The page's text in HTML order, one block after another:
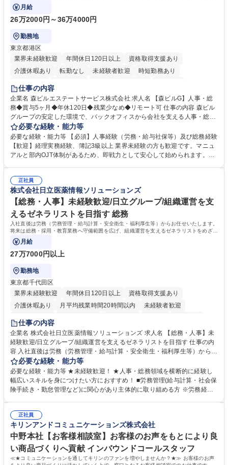
にも挑戦できる、やりがいある環境です。
月給
26万2000円～36万4000円
勤務地
東京都港区
業界未経験歓迎
年間休日120日以上
資格取得支援あり
介護休暇あり
転勤なし 未経験者歓迎
時短勤務あり
経験者歓迎
完全週休2日制
交通費支給 長期歓迎 駅近5分以内 土日祝休み
仕事の内容
企業名 森ビルエステートサービス株式会社 求人名 【森ビルG】人事・総
務◆賞与5ヶ月◆年休120日◆残業少なめ◆リモート可 仕事の内容 森ビル
グループの安定した環境で、バックオフィスから会社を支える人事・総務
をお任せします。 労務と総務の業務をバランスよく担当し、ゆくゆくは制
度改定などのコア業務にも挑戦できる、やりがいある環境です。 ■勤怠管
理、給与計算、社会保険手続き、年末調整等の労務管理全般 ■入退社手続
き、社内規定の改定や人事制度改定などのコア業務 ■社内イベントの企画
でも質問・相談できる環境が整っているため、安心して成長できます。 募
集職種 【森ビルG】人事・総務◆賞与5ヶ月◆年休120日◆残業少なめ◆
リモート可
必要な経験・能力等
必要な経験・能力等 【必須】人事経験（労務・給与社保等）及び総務経験
【歓迎】経理実務経験、簿記3級以上 業界未経験の方も歓迎です。マニュ
アルと部内OJT体制があるため、即戦力として安心して始められます。
務に挑戦できるため、自身の成長と組織への貢献度をダイレクトに実感で
きます。 残業少なめ、週1日リモート可など、ワークライフバランスを保
ち長期活躍できる環境です。 「これまでの幅広い経験を活かし、長期的な
キャリアを築きたい」という前向きな意欲と挑戦を全力で応援します。 学
歴・資格 学歴：大学院 大学 高専 短大 専修学校 高校 語学力： 資格：日商
簿記検定1級 日商簿記検定2級 日商簿記検定3級
正社員
株式会社日立医薬情報ソリューションズ
【総務・人事】未経験歓迎/日立グループ/組織運営を支
えるゼネラリストを目指す 総務
入社直後は労務（労務管理・給与計算・安全衛生・福利厚生等）からお任せいたします。
将来は総務・採用・教育業務へ守備範囲を広げ、組織運営を支えるゼネラリストをめざせ
ます。
月給
27万7000円以上
勤務地
東京都千代田区
業界未経験歓迎
年間休日120日以上
資格取得支援あり
介護休暇あり
月平均残業時間20時間以内
未経験者歓迎
住宅手当あり
育休あり
完全週休2日制 交通費支給 土日祝休み 寮・社宅あり
仕事の内容
企業名 株式会社日立医薬情報ソリューションズ 求人名 【総務・人事】未
経験歓迎/日立グループ/組織運営を支えるゼネラリストを目指す 仕事の内
容 入社直後は労務（労務管理・給与計算・安全衛生・福利厚生等）からお
任せいたします。将来は総務・採用・教育業務へ守備範囲を広げ、組織運
営を支えるゼネラリストをめざせます。 ・初期業務：労働時間管理、給与
計算、社会保険対応、福利厚生管理、安全衛生、健康経営推進等をお任せ
します。ご経験に応じて、休職者管理など、幅広く経験を積んでいただき
幅広く経験を積みたい意欲がある方に最適な環境です。 募集職種 【総
務・人事】未経験歓迎/日立グループ/組織運営を支えるゼネラリストを目
指す
必要な経験・能力等
必要な経験・能力等 ★未経験歓迎！ ★人事・総務領域を横断的に経験し
幅広いスキルを身につけたい方におすすめ！ ■労務管理(給与計算・社会保
険手続き・勤怠管理など)に関心があり主体的に取り組める方 ※労務経験
のご経験 ■労務管理（給与計算・社会保険手続き・勤怠管理など）の経験
■衛生管理者の資格をお持ちの方 学歴・資格 学歴：大学院 大学 高専 短大
専修学校 高校 語学力： 資格：
正社員
キリンアンドコミュニケーションズ株式会社
中野本社【お客様相談室】お客様のお声をもとにより良
い商品づくりへ貢献 インバウンドコールスタッフ
≪★コミュニケーションを通してキリンのファンを増やしませんか？★≫ お客様のお声